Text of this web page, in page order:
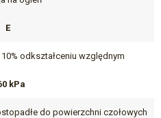
E
odkształceniu względnym
kPa
do powierzchni czołowych